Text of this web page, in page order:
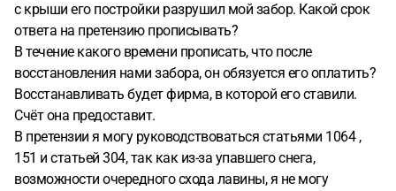
с крыши его постройки разрушил мой забор. Какой срок
ответа на претензию прописывать?
В течение какого времени прописать, что после
восстановления нами забора, он обязуется его оплатить?
Восстанавливать будет фирма, в которой его ставили.
Счёт она предоставит.
В претензии я могу руководствоваться статьями 1064 ,
151 и статьей 304, так как из-за упавшего снега,
возможности очередного схода лавины, я не могу